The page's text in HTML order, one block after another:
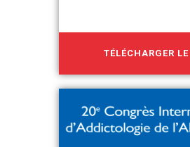
TÉLÉCHARGER